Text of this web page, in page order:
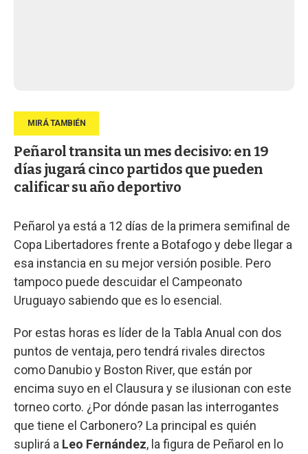
Peñarol transita un mes decisivo: en 19
días jugará cinco partidos que pueden
calificar su año deportivo
Peñarol ya está a 12 días de la primera semifinal de
Copa Libertadores frente a Botafogo y debe llegar a
esa instancia en su mejor versión posible. Pero
tampoco puede descuidar el Campeonato
Uruguayo sabiendo que es lo esencial.
Por estas horas es líder de la Tabla Anual con dos
puntos de ventaja, pero tendrá rivales directos
como Danubio y Boston River, que están por
encima suyo en el Clausura y se ilusionan con este
torneo corto. ¿Por dónde pasan las interrogantes
que tiene el Carbonero? La principal es quién
suplirá a Leo Fernández, la figura de Peñarol en lo